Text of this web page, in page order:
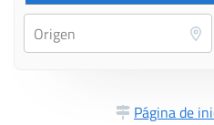
Página de